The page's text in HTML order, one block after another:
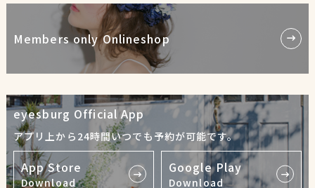
Members only Onlineshop
eyesburg Official App
アプリ上から24時間いつでも予約が可能です。
App Store
Download
Google Play
Download